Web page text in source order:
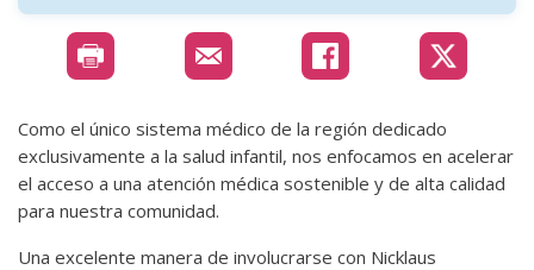
Como el único sistema médico de la región dedicado
exclusivamente a la salud infantil, nos enfocamos en acelerar
el acceso a una atención médica sostenible y de alta calidad
para nuestra comunidad.
Una excelente manera de involucrarse con Nicklaus